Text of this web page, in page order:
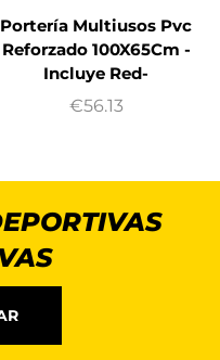
Portería Multiusos Pvc
Reforzado 100X65Cm -
Incluye Red-
€56.13